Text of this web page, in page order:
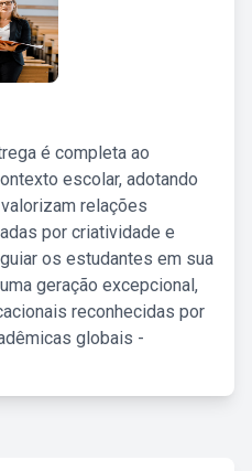
é completa ao
escolar, adotando
relações
por criatividade e
os estudantes em sua
geração excepcional,
reconhecidas por
globais -